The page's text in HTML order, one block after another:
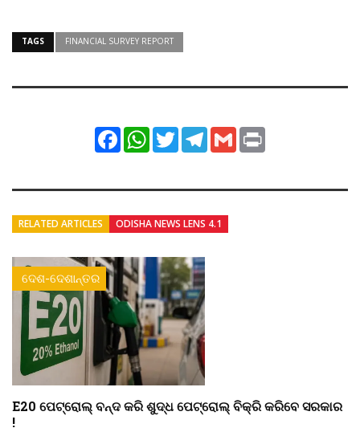
TAGS FINANCIAL SURVEY REPORT
FacebookWhatsApp
TwitterTelegram
Gmail
RELATED ARTICLES ODISHA NEWS LENS 4.1
ଦେଶ-ଦେଶାନ୍ତର
E20 ପେଟ୍ରୋଲ୍ ବନ୍ଦ କରି ଶୁଦ୍ଧ ପେଟ୍ରୋଲ୍ ବିକ୍ରି କରିବେ ସରକାର
!